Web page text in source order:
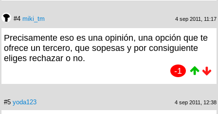
#4 miki_tm 4 sep 2011, 11:17
Precisamente eso es una opinión, una opción que te
ofrece un tercero, que sopesas y por consiguiente
eliges rechazar o no.
-1
#5 yoda123 4 sep 2011, 12:38